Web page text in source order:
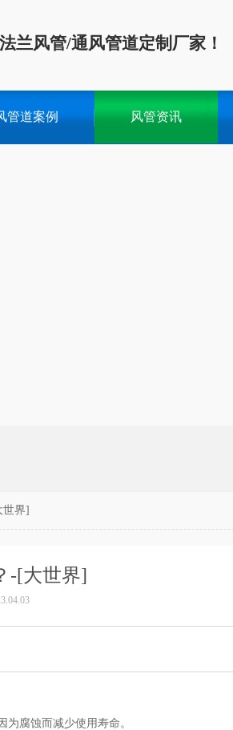
兰风管/通风管道定制厂家！
管道案例 风管资讯
世界]
-[大世界]
腐蚀而减少使用寿命。